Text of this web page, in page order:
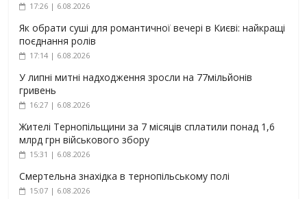
17:26 | 6.08.2026
Як обрати суші для романтичної вечері в Києві: найкращі
поєднання ролів
17:14 | 6.08.2026
У липні митні надходження зросли на 77мільйонів
гривень
16:27 | 6.08.2026
Жителі Тернопільщини за 7 місяців сплатили понад 1,6
млрд грн військового збору
15:31 | 6.08.2026
Смертельна знахідка в тернопільському полі
15:07 | 6.08.2026